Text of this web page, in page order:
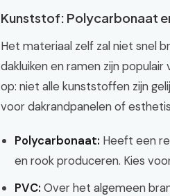
Kunststof: Polycarbonaat
Het materiaal zelf zal niet snel
dakluiken en ramen zijn
op: niet alle kunststoffen zijn
voor dakrandpanelen of
Polycarbonaat: Heeft een
en rook produceren. Kies
PVC: Over het algemeen